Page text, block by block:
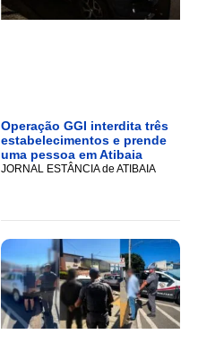
Operação GGI interdita três
estabelecimentos e prende
uma pessoa em Atibaia
JORNAL ESTÂNCIA de ATIBAIA